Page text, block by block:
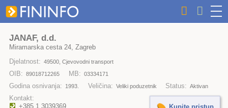
JANAF, d.d.
Miramarska cesta 24, Zagreb
Djelatnost: 49500, Cjevovodni transport
OIB: 89018712265 MB: 03334171
Godina osnivanja: 1993. Veličina: Veliki poduzetnik Status: Aktivan
Kontakt:
+385 1 3039369